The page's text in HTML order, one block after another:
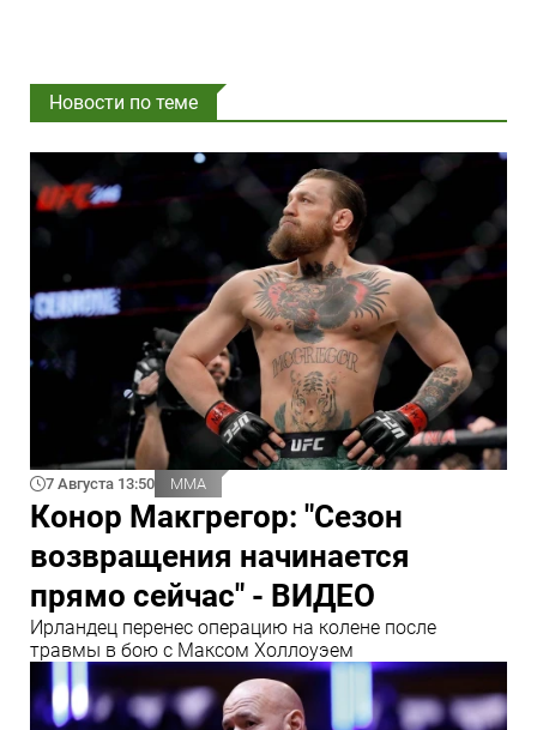
Новости по теме
7 Августа 13:50 ММА
Конор Макгрегор: "Сезон
возвращения начинается
прямо сейчас" - ВИДЕО
Ирландец перенес операцию на колене после
травмы в бою с Максом Холлоуэем